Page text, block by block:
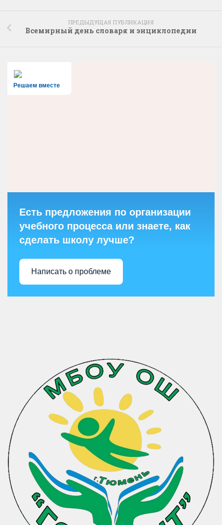
ПРЕДЫДУЩАЯ ПУБЛИКАЦИЯ
Всемирный день словаря и энциклопедии
Решаем вместе
Есть предложения по организации
учебного процесса или знаете, как
сделать школу лучше?
Написать о проблеме